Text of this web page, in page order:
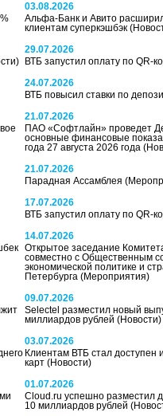
03.08.2026
Альфа-Банк и Авито
клиентам суперкэшбэк
29.07.2026
ВТБ запустил оплату по QR-
24.07.2026
ВТБ повысил ставки по
21.07.2026
ПАО «Софтлайн» проведет
основные финансовые
года 27 августа 2026 года
21.07.2026
Парадная Ассамблея
17.07.2026
ВТБ запустил оплату по QR-
14.07.2026
Открытое заседание
совместно с Общественным
экономической политике и
Петербурга (Мероприятия)
09.07.2026
Selectel разместил новый
миллиардов рублей (Новости)
03.07.2026
Клиентам ВТБ стал
карт (Новости)
01.07.2026
Cloud.ru успешно разместил
10 миллиардов рублей